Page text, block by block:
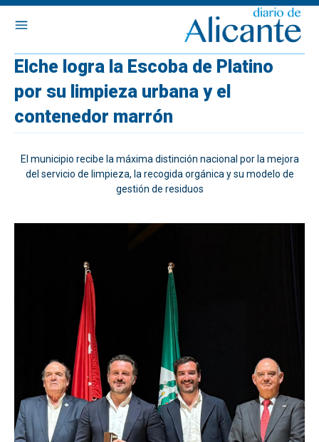
Elche logra la Escoba de Platino
por su limpieza urbana y el
contenedor marrón
El municipio recibe la máxima distinción nacional por la mejora
del servicio de limpieza, la recogida orgánica y su modelo de
gestión de residuos